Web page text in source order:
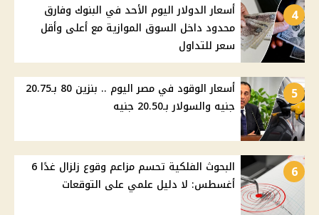
4
أسعار الدولار اليوم الأحد في البنوك وفارق
محدود داخل السوق الموازية مع أعلى وأقل
سعر للتداول
5
أسعار الوقود في مصر اليوم .. بنزين 80 بـ20.75
جنيه والسولار بـ20.50 جنيه
6
البحوث الفلكية تحسم مزاعم وقوع زلزال غدًا 6
أغسطس: لا دليل علمي على التوقعات